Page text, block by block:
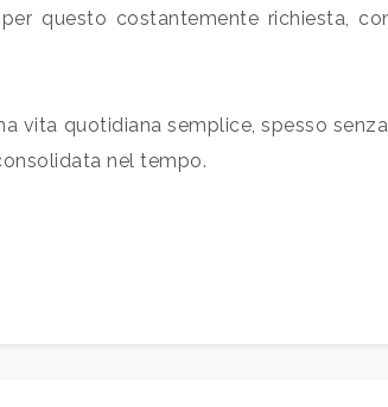
questo costantemente richiesta,
vita quotidiana semplice, spesso
nel tempo.